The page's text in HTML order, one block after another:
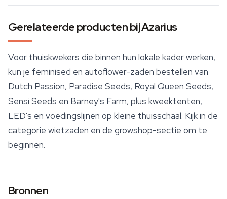
Gerelateerde producten bij Azarius
Voor thuiskwekers die binnen hun lokale kader werken,
kun je feminised en autoflower-zaden bestellen van
Dutch Passion, Paradise Seeds, Royal Queen Seeds,
Sensi Seeds en Barney's Farm, plus kweektenten,
LED's en voedingslijnen op kleine thuisschaal. Kijk in de
categorie wietzaden en de growshop-sectie om te
beginnen.
Bronnen